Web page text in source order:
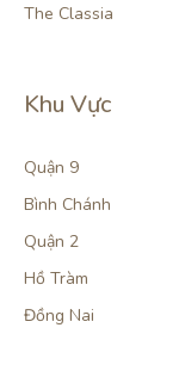
The Classia
Khu Vực
Quận 9
Bình Chánh
Quận 2
Hồ Tràm
Đồng Nai